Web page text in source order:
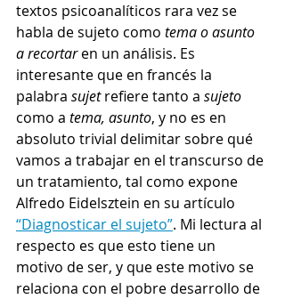
textos psicoanalíticos rara vez se
habla de sujeto como tema o asunto
a recortar en un análisis. Es
interesante que en francés la
palabra sujet refiere tanto a sujeto
como a tema, asunto, y no es en
absoluto trivial delimitar sobre qué
vamos a trabajar en el transcurso de
un tratamiento, tal como expone
Alfredo Eidelsztein en su artículo
“Diagnosticar el sujeto”. Mi lectura al
respecto es que esto tiene un
motivo de ser, y que este motivo se
relaciona con el pobre desarrollo de